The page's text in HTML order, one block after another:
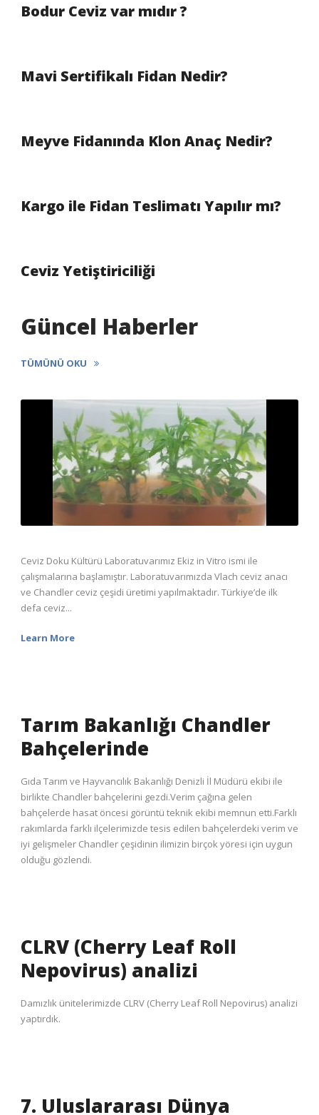
Bodur Ceviz var mıdır ?
Mavi Sertifikalı Fidan Nedir?
Meyve Fidanında Klon Anaç Nedir?
Kargo ile Fidan Teslimatı Yapılır mı?
Ceviz Yetiştiriciliği
Güncel Haberler
TÜMÜNÜ OKU
Ceviz Doku Kültürü Laboratuvarımız Ekiz in Vitro ismi ile
çalışmalarına başlamıştır. Laboratuvarımızda Vlach ceviz anacı
ve Chandler ceviz çeşidi üretimi yapılmaktadır. Türkiye’de ilk
defa ceviz...
Learn More
Tarım Bakanlığı Chandler
Bahçelerinde
Gıda Tarım ve Hayvancılık Bakanlığı Denizli İl Müdürü ekibi ile
birlikte Chandler bahçelerini gezdi.Verim çağına gelen
bahçelerde hasat öncesi görüntü teknik ekibi memnun etti.Farklı
rakımlarda farklı ilçelerimizde tesis edilen bahçelerdeki verim ve
iyi gelişmeler Chandler çeşidinin ilimizin birçok yöresi için uygun
olduğu gözlendi.
CLRV (Cherry Leaf Roll
Nepovirus) analizi
Damızlık ünitelerimizde CLRV (Cherry Leaf Roll Nepovirus) analizi
yaptırdık.
7. Uluslararası Dünya